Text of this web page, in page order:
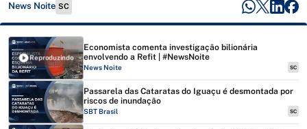
News Noite SC
Reproduzindo
Economista comenta investigação bilionária
envolvendo a Refit | #NewsNoite
News Noite SC
Passarela das Cataratas do Iguaçu é desmontada por
riscos de inundação
SBT Brasil SC